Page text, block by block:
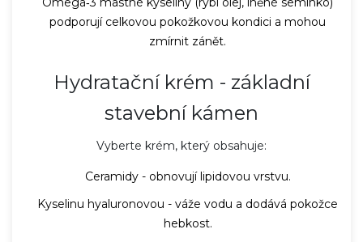
podporují celkovou pokožkovou kondici a mohou
zmírnit zánět.
Hydratační krém - základní
stavební kámen
Vyberte krém, který obsahuje:
Ceramidy - obnovují lipidovou vrstvu.
Kyselinu hyaluronovou - váže vodu a dodává pokožce
hebkost.